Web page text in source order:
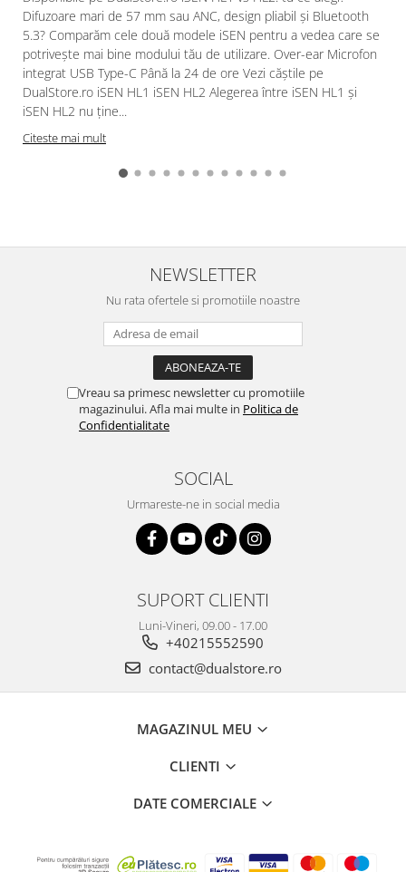
Difuzoare mari de 57 mm sau ANC, design pliabil și Bluetooth
5.3? Comparăm cele două modele iSEN pentru a vedea care se
potrivește mai bine modului tău de utilizare. Over-ear Microfon
integrat USB Type-C Până la 24 de ore Vezi căștile pe
DualStore.ro iSEN HL1 iSEN HL2 Alegerea între iSEN HL1 și
iSEN HL2 nu ține...
Citeste mai mult
NEWSLETTER
Nu rata ofertele si promotiile noastre
Vreau sa primesc newsletter cu promotiile
magazinului. Afla mai multe in Politica de
Confidentialitate
SOCIAL
Urmareste-ne in social media
SUPORT CLIENTI
Luni-Vineri, 09.00 - 17.00
+40215552590
contact@dualstore.ro
MAGAZINUL MEU
CLIENTI
DATE COMERCIALE